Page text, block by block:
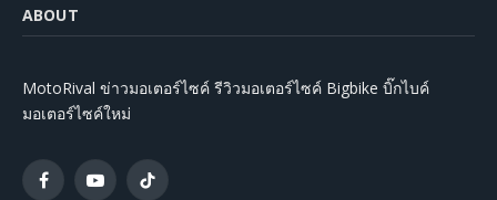
ABOUT
MotoRival ข่าวมอเตอร์ไซค์ รีวิวมอเตอร์ไซค์ Bigbike บิ๊กไบค์
มอเตอร์ไซค์ใหม่
FacebookYouTubeTikTok